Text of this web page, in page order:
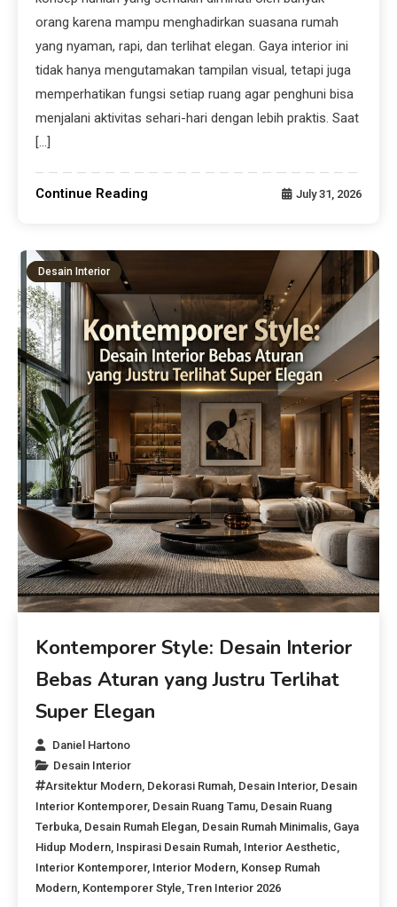
orang karena mampu menghadirkan suasana rumah
yang nyaman, rapi, dan terlihat elegan. Gaya interior ini
tidak hanya mengutamakan tampilan visual, tetapi juga
memperhatikan fungsi setiap ruang agar penghuni bisa
menjalani aktivitas sehari-hari dengan lebih praktis. Saat
[…]
Continue Reading July 31, 2026
Desain Interior
Kontemporer Style: Desain Interior
Bebas Aturan yang Justru Terlihat
Super Elegan
Daniel Hartono
Desain Interior
Arsitektur Modern Dekorasi Rumah Desain Interior, Desain
Interior Kontemporer, Desain Ruang Tamu Desain Ruang
Terbuka Desain Rumah Elegan Desain Rumah Minimalis Gaya
Hidup Modern Inspirasi Desain Rumah Interior Aesthetic
Interior Kontemporer, Interior Modern Konsep Rumah
Modern Kontemporer Style ,Tren Interior 2026